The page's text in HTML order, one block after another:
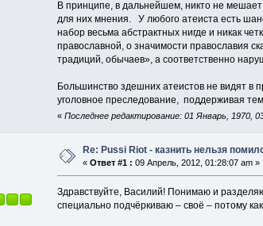
В принципе, в дальнейшем, никто не мешает
для них мнения. У любого атеиста есть
набор весьма абстрактных нигде и никак
православной, о значимости православия
традиций, обычаев», а соответственно
Большинство здешних атеистов не видят в
уголовное преследование, поддерживая
«Последнее редактирование: 01 Январь, 1970,
Re: Pussi Riot - казнить нельзя
«Ответ #1 : 09 Апрель, 2012, 01:28:07 am »
Здравствуйте, Василий! Понимаю и
специально подчёркиваю – своё – потому